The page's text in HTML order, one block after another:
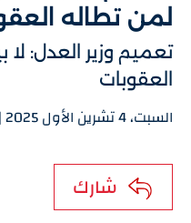
لمن تطاله
تعميم وزير العدل: لا
العقوبات
السبت، 4 تشرين الأول 2025 | المصدر : REDTV
شارك